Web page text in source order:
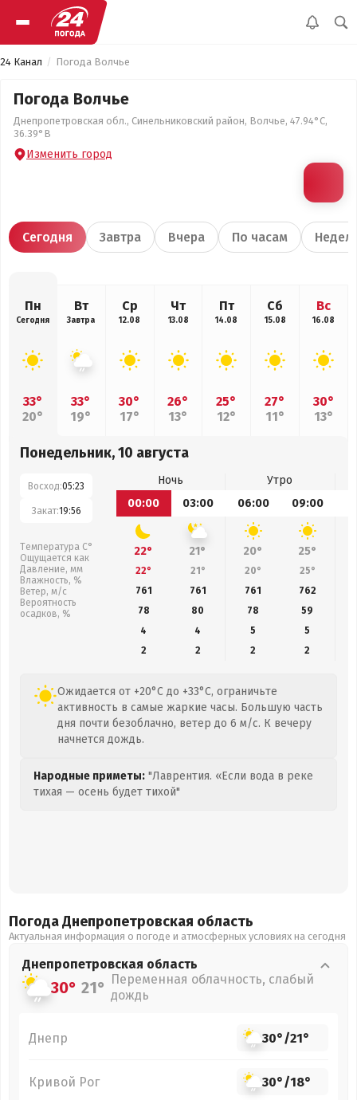
24 Канал Погода Волчье
Погода Волчье
Днепропетровская обл., Синельниковский район, Волчье, 47.94°С,
36.39°В
Изменить город
Сегодня Завтра Вчера По часам
Пн
Сегодня
33°
20°
Вт
Завтра
33°
19°
Ср
12.08
30°
17°
Чт
13.08
26°
13°
Пт
14.08
25°
12°
Сб
15.08
27°
11°
Вс
16.08
30°
13°
Понедельник, 10 августа
Восход:05:23
Закат:19:56
Температура С°
Ощущается как
Давление, мм
Влажность, %
Ветер, м/с
Вероятность
осадков, %
Ночь
Утро
00:00
03:00 06:00 09:00
22° 21° 20° 25°
22° 21° 20° 25°
761
761 761 762
78
80 78 59
4
4 5
5
2
2 2 2
Ожидается от +20°C до +33°C, ограничьте
активность в самые жаркие часы. Большую часть
дня почти безоблачно, ветер до 6 м/с. К вечеру
начнется дождь.
Народные приметы: "Лаврентия. «Если вода в реке
тихая — осень будет тихой"
Погода Днепропетровская область
Актуальная информация о погоде и атмосферных условиях на сегодня
Днепропетровская область
30° 21° Переменная облачность, слабый
дождь
Днепр 30°/21°
Кривой Рог 30°/18°